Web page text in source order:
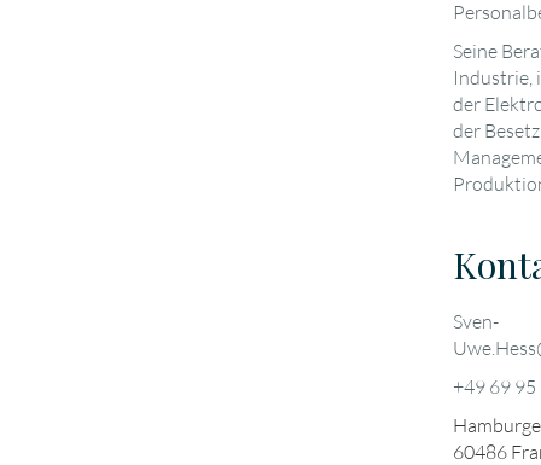
Seine
Industrie,
der
der
Sven-
+49 69
60486